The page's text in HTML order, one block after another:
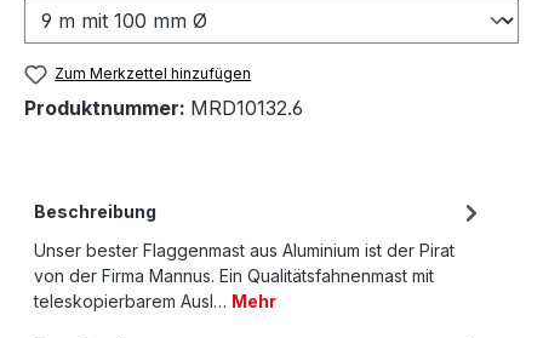
Zum Merkzettel hinzufügen
Produktnummer: MRD10132.6
Beschreibung
Unser bester Flaggenmast aus Aluminium ist der Pirat
von der Firma Mannus. Ein Qualitätsfahnenmast mit
teleskopierbarem Ausl… Mehr